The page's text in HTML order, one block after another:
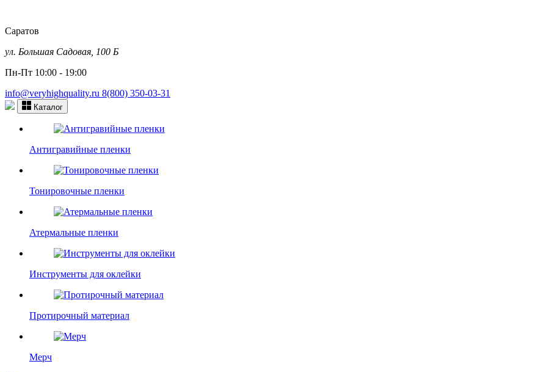
Саратов
ул. Большая Садовая, 100 Б
Пн-Пт 10:00 - 19:00
info@veryhighquality.ru 8(800) 350-03-31
Каталог
Антигравийные пленки
Тонировочные пленки
Атермальные пленки
Инструменты для оклейки
Протирочный материал
Мерч